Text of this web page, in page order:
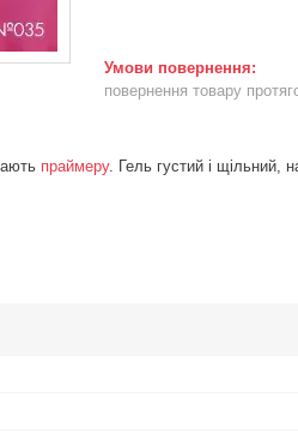
повернення товару
праймеру. Гель густий і щільний,